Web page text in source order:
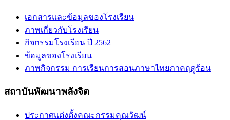
เอกสารและข้อมูลของโรงเรียน
ภาพเกี่ยวกับโรงเรียน
กิจกรรมโรงเรียน ปี 2562
ข้อมูลของโรงเรียน
ภาพกิจกรรม การเรียนการสอนภาษาไทยภาคฤดูร้อน
สถาบันพัฒนาพลังจิต
ประกาศแต่งตั้งคณะกรรมคุณวัฒน์